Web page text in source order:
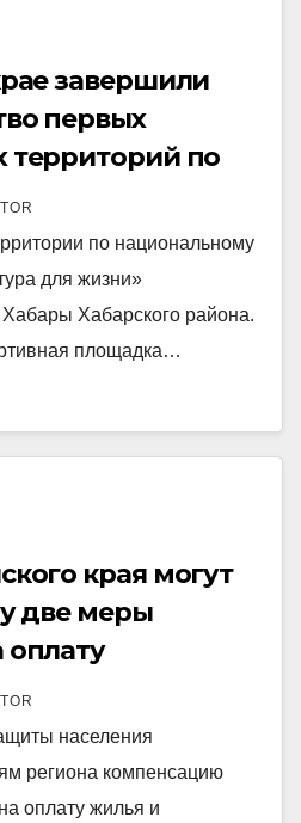
завершили
первых
территорий по
по национальному
для жизни»
Хабарского района.
площадка…
края могут
две меры
населения
региона компенсацию
оплату жилья и